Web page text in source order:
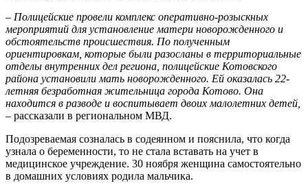
– Полицейские провели комплекс оперативно-розыскных
мероприятий для установление матери новорожденного и
обстоятельств происшествия. По полученным
ориентировкам, которые были разосланы в территориальные
отделы внутренних дел региона, полицейские Котовского
района установили мать новорожденного. Ей оказалась 22-
летняя безработная жительница города Котово. Она
находится в разводе и воспитывает двоих малолетних детей,
– рассказали в региональном МВД.
Подозреваемая созналась в содеянном и пояснила, что когда
узнала о беременности, то не стала вставать на учет в
медицинское учреждение. 30 ноября женщина самостоятельно
в домашних условиях родила мальчика.